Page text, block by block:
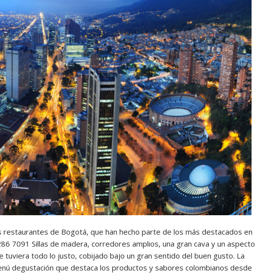
de Bogotá, que han hecho parte de los más destacados en
7091 Sillas de madera, corredores amplios, una gran cava y un aspecto
tuviera todo lo justo, cobijado bajo un gran sentido del buen gusto. La
degustación que destaca los productos y sabores colombianos desde